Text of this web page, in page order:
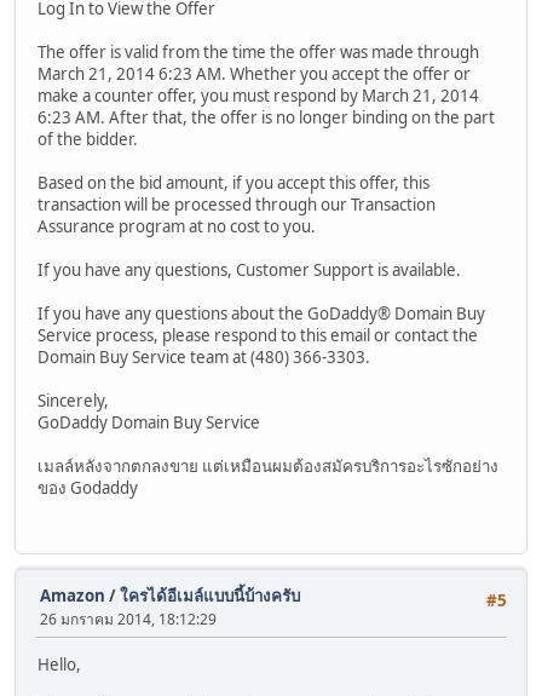
Log In to View the Offer
The offer is valid from the time the offer was made through
March 21, 2014 6:23 AM. Whether you accept the offer or
make a counter offer, you must respond by March 21, 2014
6:23 AM. After that, the offer is no longer binding on the part
of the bidder.
Based on the bid amount, if you accept this offer, this
transaction will be processed through our Transaction
Assurance program at no cost to you.
If you have any questions, Customer Support is available.
If you have any questions about the GoDaddy® Domain Buy
Service process, please respond to this email or contact the
Domain Buy Service team at (480) 366-3303.
Sincerely,
GoDaddy Domain Buy Service
เมลล์หลังจากตกลงขาย แต่เหมือนผมต้องสมัครบริการอะไรซักอย่าง
ของ Godaddy
#5
Amazon /ใครได้อีเมล์แบบนี้บ้างครับ
26 มกราคม 2014, 18:12:29
Hello,